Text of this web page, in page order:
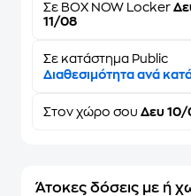
Σε BOX NOW Locker
11/08
Σε κατάστημα Public
Διαθεσιμότητα ανά
Στον χώρο σου Δευ 10/
Άτοκες δόσεις με ή